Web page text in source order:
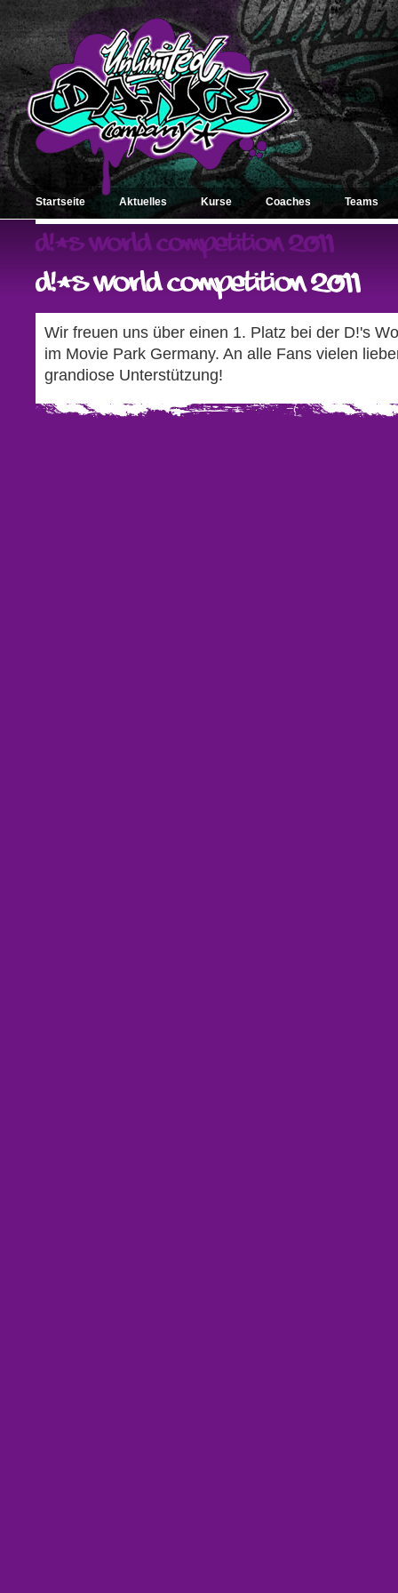
Startseite Aktuelles Kurse Coaches Teams
Wir freuen uns über einen 1. Platz bei der D!'s
im Movie Park Germany. An alle Fans vielen
grandiose Unterstützung!